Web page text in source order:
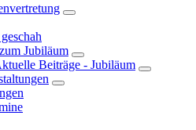
Jubiläum
Beiträge - Jubiläum